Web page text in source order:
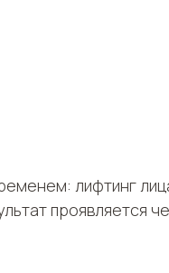
лифтинг
проявляется